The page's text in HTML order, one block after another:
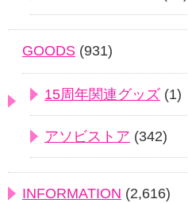
GOODS (931)
15周年関連グッズ (1)
アソビストア (342)
INFORMATION (2,616)